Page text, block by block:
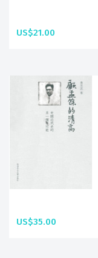
US$21.00
US$35.00